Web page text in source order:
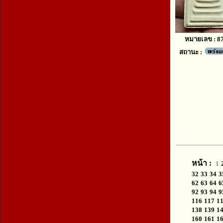
หมายเลข :
สถานะ :
หน้า : 1
32 33 34
62 63 64
92 93 94
116 117
138 139
160 161